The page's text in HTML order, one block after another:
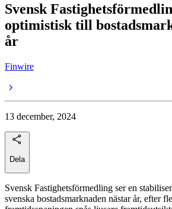
Svensk
optimistisk till
år
Finwire
13 december, 2024
Dela
Svensk Fastighetsförmedling ser en
svenska bostadsmarknaden nästar år, efter